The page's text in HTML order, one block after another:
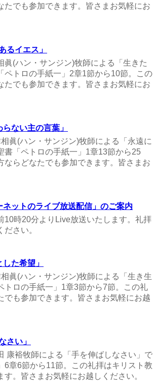
でも参加できます。皆さまお気軽にお
るイエス」
(ハン・サンジン)牧師による「生きた
トロの手紙一」2章1節から10節。この
でも参加できます。皆さまお気軽にお
ない主の言葉」
眞(ハン・サンジン)牧師による「永遠に
書「ペトロの手紙一」1章13節から25
らどなたでも参加できます。皆さまお
ットのライブ放送配信」のご案内
10時20分よりLive放送いたします。礼拝
さい。
た希望」
眞(ハン・サンジン)牧師による「生き生
トロの手紙一」1章3節から7節。この礼
も参加できます。皆さまお気軽にお越
さい」
康裕牧師による「手を伸ばしなさい」で
章6節から11節。この礼拝はキリスト教
。皆さまお気軽にお越しください。